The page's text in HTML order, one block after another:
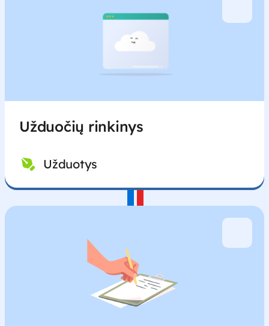
Užduočių rinkinys
Užduotys